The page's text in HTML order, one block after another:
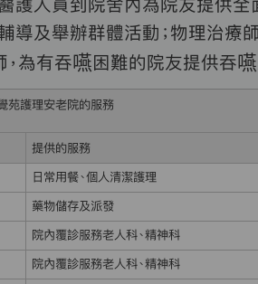
護人員到院舍內為院友提供
及舉辦群體活動；物理治
為有吞嚥困難的院友提供吞嚥
苑護理安老院的服務
提供的服務
日常用餐、個人清潔護理
藥物儲存及派發
院內覆診服務老人科、精神科
院內覆診服務老人科、精神科